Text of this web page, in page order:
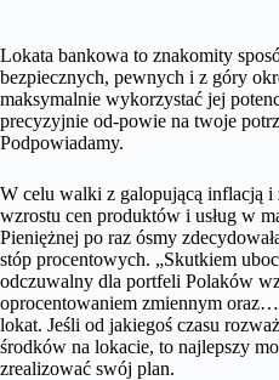
Lokata bankowa to znakomity
bezpiecznych, pewnych i z góry
maksymalnie wykorzystać jej
precyzyjnie od-powie na twoje
Podpowiadamy.
W celu walki z galopującą inflacją i
wzrostu cen produktów i usług w
Pieniężnej po raz ósmy
stóp procentowych. „Skutkiem
odczuwalny dla portfeli Polaków
oprocentowaniem zmiennym
lokat. Jeśli od jakiegoś czasu
środków na lokacie, to najlepszy
zrealizować swój plan.